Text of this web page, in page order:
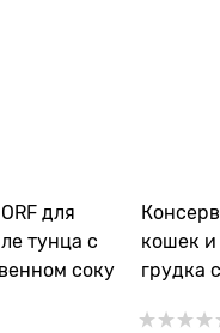
для
тунца с
соку
кошек и
грудка